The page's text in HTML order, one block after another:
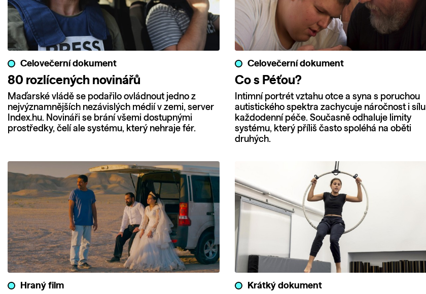
Celovečerní dokument
80 rozlícených novinářů
Maďarské vládě se podařilo ovládnout jedno z
nejvýznamnějších nezávislých médií v zemi, server
Index.hu. Novináři se brání všemi dostupnými
prostředky, čelí ale systému, který nehraje fér.
Celovečerní dokument
Co s Péťou?
Intimní portrét vztahu otce a syna s poruchou
autistického spektra zachycuje náročnost i sílu
každodenní péče. Současně odhaluje limity
systému, který příliš často spoléhá na oběti
druhých.
Hraný film Krátký dokument